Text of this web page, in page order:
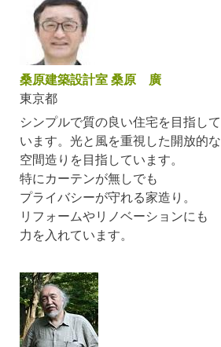
桑原建築設計室 桑原 廣
東京都
シンプルで質の良い住宅を目指して
います。光と風を重視した開放的な
空間造りを目指しています。
特にカーテンが無しでも
プライバシーが守れる家造り。
リフォームやリノベーションにも
力を入れています。